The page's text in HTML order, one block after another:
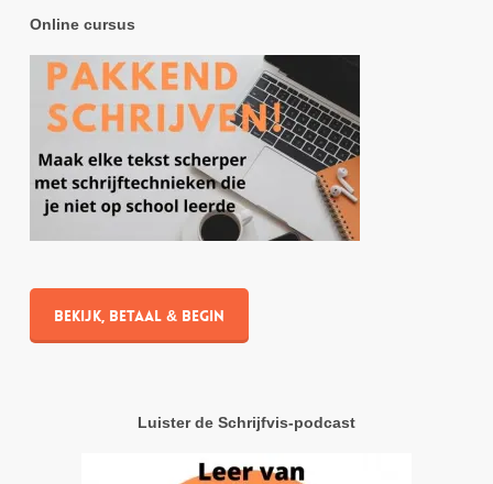
Online cursus
Bekijk, betaal & begin
Luister de Schrijfvis-podcast